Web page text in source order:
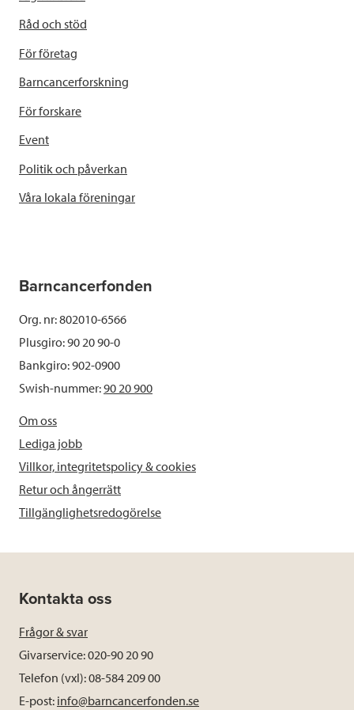
Råd och stöd
För företag
Barncancerforskning
För forskare
Event
Politik och påverkan
Våra lokala föreningar
Barncancerfonden
Org. nr: 802010-6566
Plusgiro: 90 20 90-0
Bankgiro: 902-0900
Swish-nummer:90 20 900
Om oss
Lediga jobb
Villkor, integritetspolicy & cookies
Retur och ångerrätt
Tillgänglighetsredogörelse
Kontakta oss
Frågor & svar
Givarservice: 020-90 20 90
Telefon (vxl): 08-584 209 00
E-post: info@barncancerfonden.se